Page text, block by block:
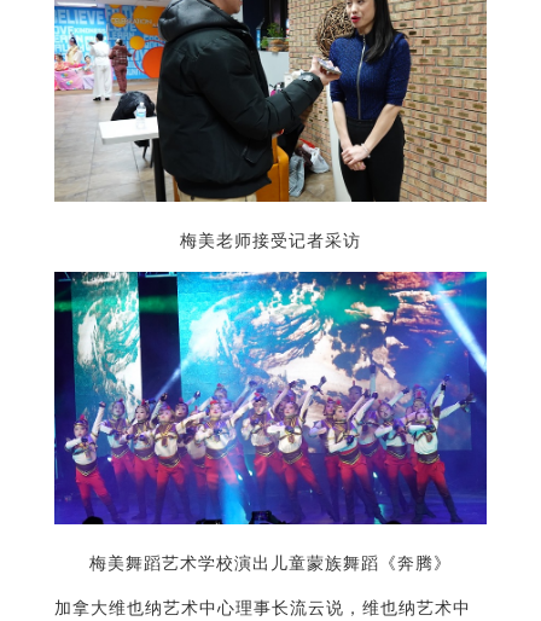
梅美老师接受记者采访
梅美舞蹈艺术学校演出儿童蒙族舞蹈《奔腾》
加拿大维也纳艺术中心理事长流云说，维也纳艺术中